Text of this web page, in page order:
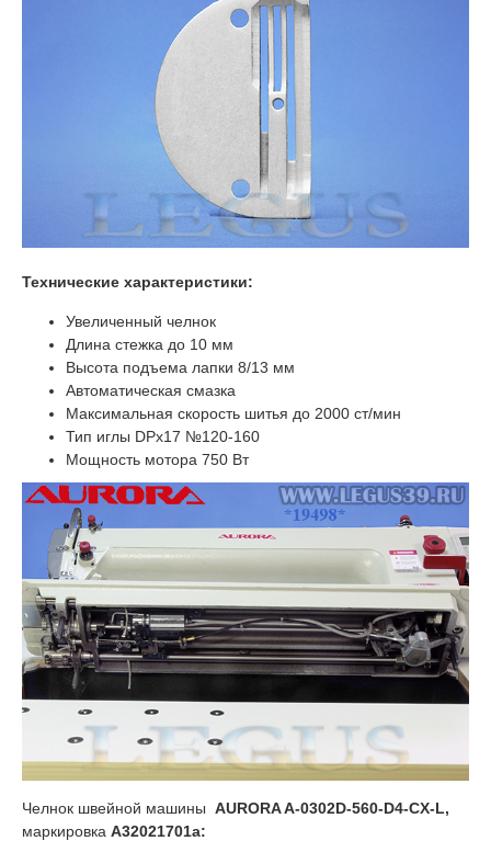
Технические характеристики:
Увеличенный челнок
Длина стежка до 10 мм
Высота подъема лапки 8/13 мм
Автоматическая смазка
Максимальная скорость шитья до 2000 ст/мин
Тип иглы DPx17 №120-160
Мощность мотора 750 Вт
Челнок швейной машины AURORA A-0302D-560-D4-CX-L,
маркировка A32021701a: